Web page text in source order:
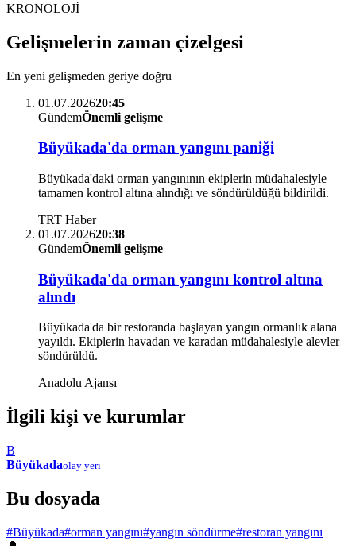
KRONOLOJİ
Gelişmelerin zaman çizelgesi
En yeni gelişmeden geriye doğru
01.07.202620:45
GündemÖnemli gelişme
Büyükada'da orman yangını paniği
Büyükada'daki orman yangınının ekiplerin müdahalesiyle
tamamen kontrol altına alındığı ve söndürüldüğü bildirildi.
TRT Haber
01.07.202620:38
GündemÖnemli gelişme
Büyükada'da orman yangını kontrol altına
alındı
Büyükada'da bir restoranda başlayan yangın ormanlık alana
yayıldı. Ekiplerin havadan ve karadan müdahalesiyle alevler
söndürüldü.
Anadolu Ajansı
İlgili kişi ve kurumlar
B
Büyükadaolay yeri
Bu dosyada
#Büyükada#orman yangını#yangın söndürme#restoran yangını